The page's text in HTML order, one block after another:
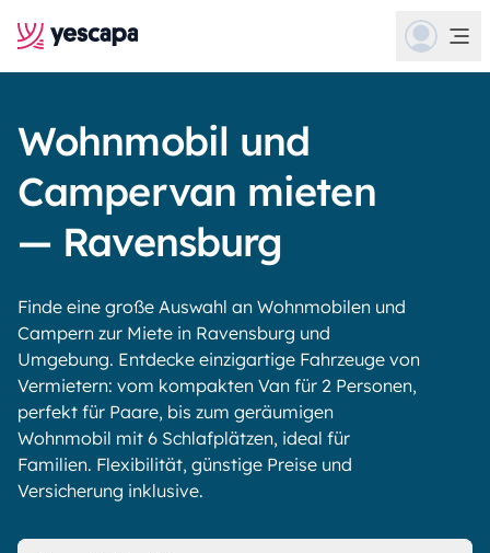
Wohnmobil und
Campervan mieten
— Ravensburg
Finde eine große Auswahl an Wohnmobilen und
Campern zur Miete in Ravensburg und
Umgebung. Entdecke einzigartige Fahrzeuge von
Vermietern: vom kompakten Van für 2 Personen,
perfekt für Paare, bis zum geräumigen
Wohnmobil mit 6 Schlafplätzen, ideal für
Familien. Flexibilität, günstige Preise und
Versicherung inklusive.